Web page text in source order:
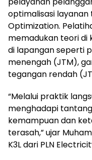
optimalisasi layanan
Optimization.
memadukan teori di
di lapangan seperti
menengah (JTM),
tegangan rendah
“Melalui praktik
menghadapi
kemampuan dan
terasah,” ujar
K3L dari PLN